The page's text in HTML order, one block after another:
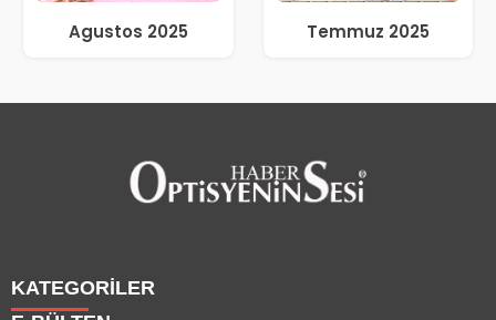
Agustos 2025 Temmuz 2025
KATEGORİLER